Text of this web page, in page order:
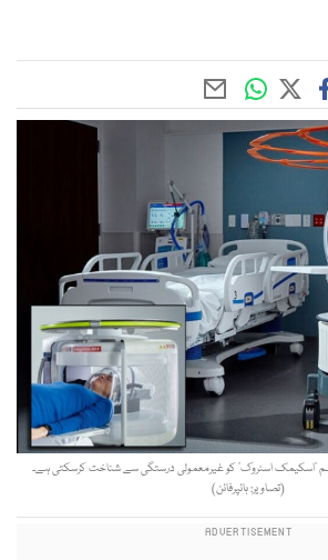
قسم ’اسکیمک اسٹروک‘ کو غیرمعمولی درستگی سے شناخت کرسکتی ہے۔
(تصاویر: ہائپرفائن)